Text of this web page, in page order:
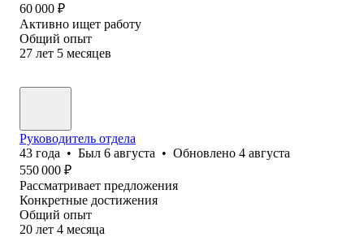
60 000 ₽
Активно ищет работу
Общий опыт
27 лет 5 месяцев
Руководитель отдела
43 года • Был 6 августа • Обновлено 4 августа
550 000 ₽
Рассматривает предложения
Конкретные достижения
Общий опыт
20 лет 4 месяца